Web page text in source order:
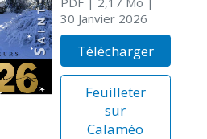
30 Janvier 2026
Télécharger
Feuilleter
sur
Calaméo